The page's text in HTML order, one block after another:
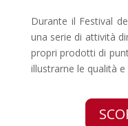
Durante il Festival
una serie di attività
propri prodotti di
illustrarne le qualità e